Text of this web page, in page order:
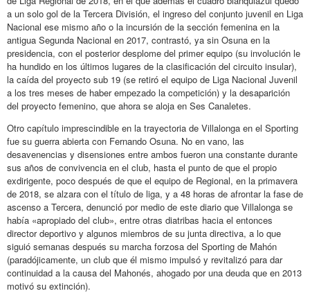
a un solo gol de la Tercera División, el ingreso del conjunto juvenil en Liga
Nacional ese mismo año o la incursión de la sección femenina en la
antigua Segunda Nacional en 2017, contrastó, ya sin Osuna en la
presidencia, con el posterior desplome del primer equipo (su involución le
ha hundido en los últimos lugares de la clasificación del circuito insular),
la caída del proyecto sub 19 (se retiró el equipo de Liga Nacional Juvenil
a los tres meses de haber empezado la competición) y la desaparición
del proyecto femenino, que ahora se aloja en Ses Canaletes.
Otro capítulo imprescindible en la trayectoria de Villalonga en el Sporting
fue su guerra abierta con Fernando Osuna. No en vano, las
desavenencias y disensiones entre ambos fueron una constante durante
sus años de convivencia en el club, hasta el punto de que el propio
exdirigente, poco después de que el equipo de Regional, en la primavera
de 2018, se alzara con el título de liga, y a 48 horas de afrontar la fase de
ascenso a Tercera, denunció por medio de este diario que Villalonga se
había «apropiado del club», entre otras diatribas hacia el entonces
director deportivo y algunos miembros de su junta directiva, a lo que
siguió semanas después su marcha forzosa del Sporting de Mahón
(paradójicamente, un club que él mismo impulsó y revitalizó para dar
continuidad a la causa del Mahonés, ahogado por una deuda que en 2013
motivó su extinción).